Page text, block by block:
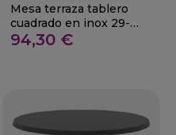
Mesa terraza tablero
cuadrado en inox 29-
TEJADA
94,30 €